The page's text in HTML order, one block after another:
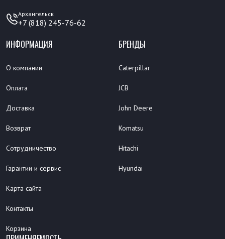
Архангельск
+7 (818) 245-76-62
ИНФОРМАЦИЯ
О компании
Оплата
Доставка
Возврат
Сотрудничество
Гарантии и сервис
Карта сайта
Контакты
Корзина
БРЕНДЫ
Caterpillar
JCB
John Deere
Komatsu
Hitachi
Hyundai